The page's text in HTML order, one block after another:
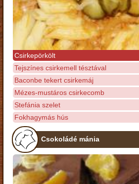
Csirkepörkölt
Tejszínes csirkemell tésztával
Baconbe tekert csirkemáj
Mézes-mustáros csirkecomb
Stefánia szelet
Fokhagymás hús
Csokoládé mánia